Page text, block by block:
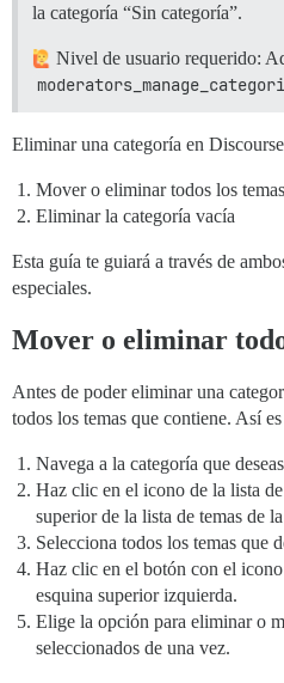
la categoría “Sin categoría”.
Nivel de usuario requerido:
Eliminar una categoría en
Mover o eliminar todos los
Eliminar la categoría vacía
Esta guía te guiará a través de
especiales.
Mover o eliminar
Antes de poder eliminar una
todos los temas que contiene. Así
Navega a la categoría que
Haz clic en el icono de la lista de
superior de la lista de temas de
Selecciona todos los temas que
Haz clic en el botón con el
esquina superior izquierda.
Elige la opción para eliminar o
seleccionados de una vez.